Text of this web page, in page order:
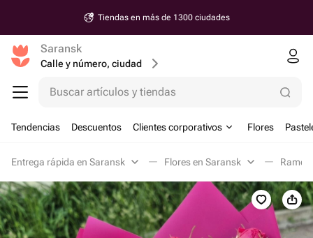
Entrega a partir de 30 minutos
Saransk
Calle y número, ciudad
Buscar artículos y tiendas
Tendencias Descuentos Clientes corporativos Flores
Entrega rápida en Saransk Flores en Saransk